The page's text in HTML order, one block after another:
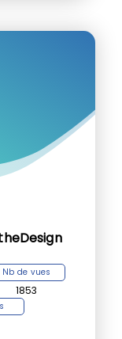
Nb de vues
1853